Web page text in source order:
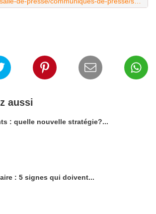
aussi
: quelle nouvelle stratégie?...
: 5 signes qui doivent...